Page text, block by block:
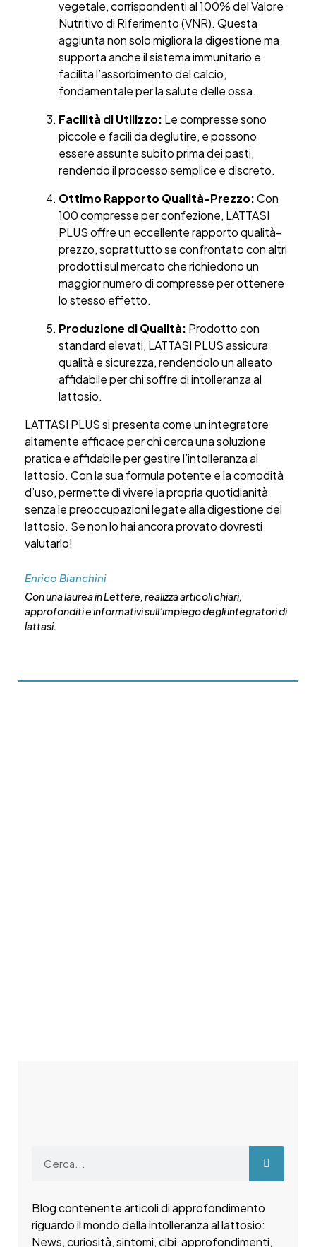
vegetale, corrispondenti al 100% del Valore
Nutritivo di Riferimento (VNR). Questa
aggiunta non solo migliora la digestione ma
supporta anche il sistema immunitario e
facilita l’assorbimento del calcio,
fondamentale per la salute delle ossa.
Facilità di Utilizzo: Le compresse sono
piccole e facili da deglutire, e possono
essere assunte subito prima dei pasti,
rendendo il processo semplice e discreto.
Ottimo Rapporto Qualità-Prezzo:Con
100 compresse per confezione, LATTASI
PLUS offre un eccellente rapporto qualità-
prezzo, soprattutto se confrontato con altri
prodotti sul mercato che richiedono un
maggior numero di compresse per ottenere
lo stesso effetto.
Produzione di Qualità: Prodotto con
standard elevati, LATTASI PLUS assicura
qualità e sicurezza, rendendolo un alleato
affidabile per chi soffre di intolleranza al
lattosio.
LATTASI PLUS si presenta come un integratore
altamente efficace per chi cerca una soluzione
pratica e affidabile per gestire l’intolleranza al
lattosio. Con la sua formula potente e la comodità
d’uso, permette di vivere la propria quotidianità
senza le preoccupazioni legate alla digestione del
lattosio. Se non lo hai ancora provato dovresti
valutarlo!
Enrico Bianchini
Con una laurea in Lettere, realizza articoli chiari,
approfonditi e informativi sull’impiego degli integratori di
lattasi.
Blog contenente articoli di approfondimento
riguardo il mondo della intolleranza al lattosio:
News, curiosità, sintomi, cibi, approfondimenti,